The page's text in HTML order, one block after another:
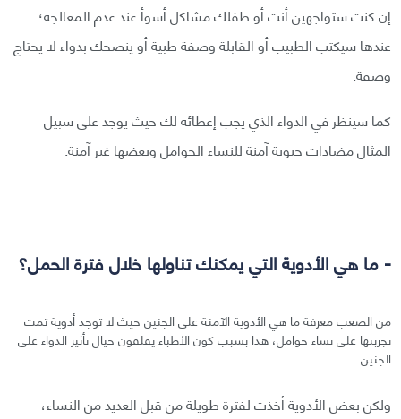
إن كنت ستواجهين أنت أو طفلك مشاكل أسوأ عند عدم المعالجة؛
عندها سيكتب الطبيب أو القابلة وصفة طبية أو ينصحك بدواء لا يحتاج
وصفة.
كما سينظر في الدواء الذي يجب إعطائه لك حيث يوجد على سبيل
المثال مضادات حيوية آمنة للنساء الحوامل وبعضها غير آمنة.
- ما هي الأدوية التي يمكنك تناولها خلال فترة الحمل؟
من الصعب معرفة ما هي الأدوية الآمنة على الجنين حيث لا توجد أدوية تمت
تجربتها على نساء حوامل، هذا بسبب كون الأطباء يقلقون حيال تأثير الدواء على
الجنين.
ولكن بعض الأدوية أخذت لفترة طويلة من قبل العديد من النساء،